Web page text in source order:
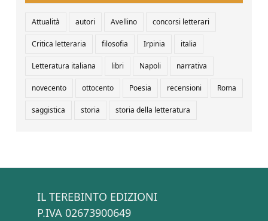
Attualità autori Avellino concorsi letterari
Critica letteraria filosofia Irpinia italia
Letteratura italiana libri Napoli narrativa
novecento ottocento Poesia recensioni Roma
saggistica storia storia della letteratura
IL TEREBINTO EDIZIONI
P.IVA 02673900649